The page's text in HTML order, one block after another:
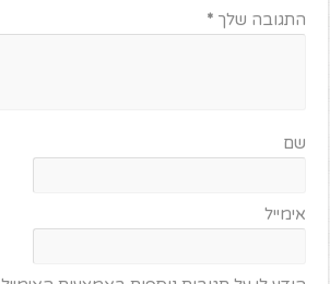
התגובה שלך*
שם
אימייל